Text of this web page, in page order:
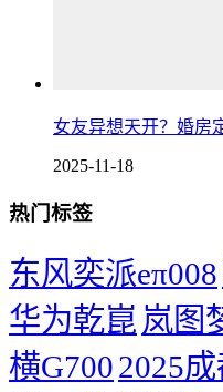
女友异想天开？婚房
2025-11-18
热门标签
东风奕派eπ008
华为乾崑 岚图
横G7002025